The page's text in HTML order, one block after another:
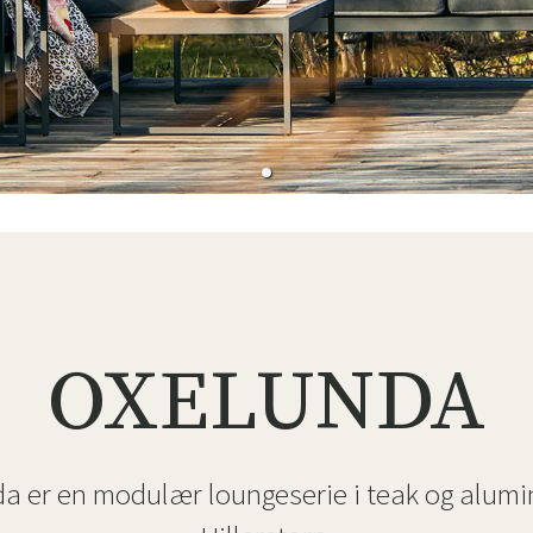
Hængestole
Produkter til vedligeholdelse
Småopbevaring
OXELUNDA
er en modulær loungeserie i teak og